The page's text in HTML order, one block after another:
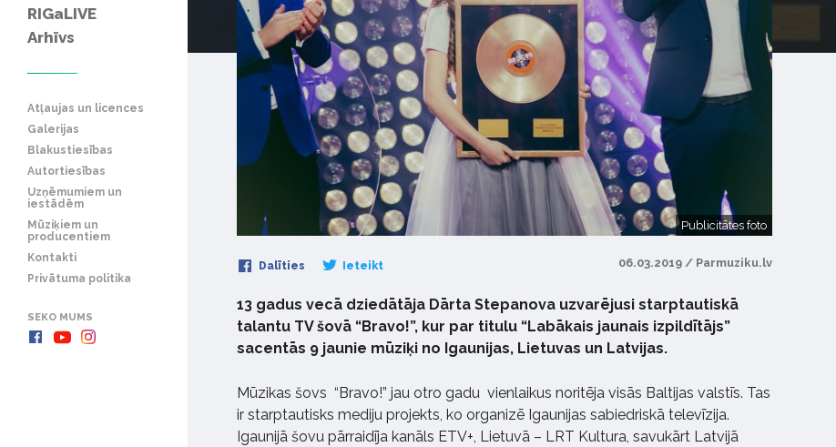
RIGaLIVE
Arhīvs
Atļaujas un licences
Galerijas
Blakustiesības
Autortiesības
Uzņēmumiem un
iestādēm
Mūziķiem un
producentiem
Kontakti
Privātuma politika
SEKO MUMS
Publicitātes foto
Dalīties Ieteikt 06.03.2019 / Parmuziku.lv
13 gadus vecā dziedātāja Dārta Stepanova uzvarējusi starptautiskā
talantu TV šovā “Bravo!”, kur par titulu “Labākais jaunais izpildītājs”
sacentās 9 jaunie mūziķi no Igaunijas, Lietuvas un Latvijas.
Mūzikas šovs “Bravo!” jau otro gadu vienlaikus noritēja visās Baltijas valstīs. Tas
ir starptautisks mediju projekts, ko organizē Igaunijas sabiedriskā televīzija.
Igaunijā šovu pārraidīja kanāls ETV+, Lietuvā – LRT Kultura, savukārt Latvijā